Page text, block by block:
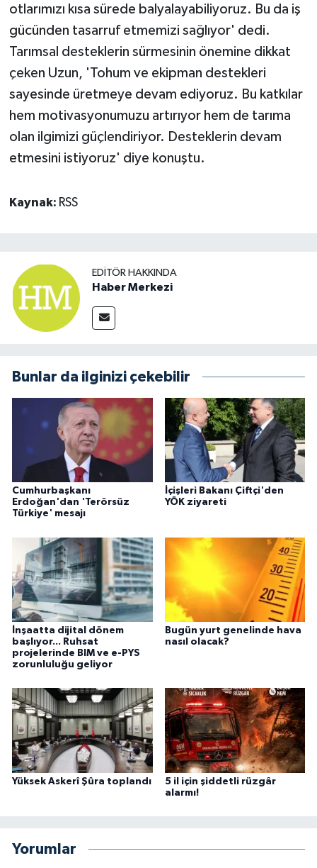
otlarımızı kısa sürede balyalayabiliyoruz. Bu da iş
gücünden tasarruf etmemizi sağlıyor' dedi.
Tarımsal desteklerin sürmesinin önemine dikkat
çeken Uzun, 'Tohum ve ekipman destekleri
sayesinde üretmeye devam ediyoruz. Bu katkılar
hem motivasyonumuzu artırıyor hem de tarıma
olan ilgimizi güçlendiriyor. Desteklerin devam
etmesini istiyoruz' diye konuştu.
Kaynak: RSS
EDITÖR HAKKINDA
Haber Merkezi
Bunlar da ilginizi çekebilir
Cumhurbaşkanı
Erdoğan'dan 'Terörsüz
Türkiye' mesajı
İçişleri Bakanı Çiftçi'den
YÖK ziyareti
İnşaatta dijital dönem
başlıyor... Ruhsat
projelerinde BIM ve e-PYS
zorunluluğu geliyor
Bugün yurt genelinde hava
nasıl olacak?
Yüksek Askerî Şûra toplandı
5 il için şiddetli rüzgâr
alarmı!
Yorumlar